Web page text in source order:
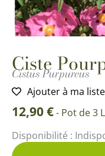
Ciste
Cistus Purpureus
Ajouter à ma
12,90€- Pot de 3 L
Disponibilité :